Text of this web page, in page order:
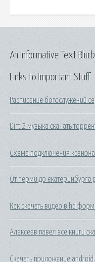
Links to Important Stuff
Расписание богослужений
Dirt 2 музыка скачать
Схема подключения ксенона
От перми до екатеринбурга
Как скачать видео в hd
Алексеев павел все книги
Скачать приложение
An Informative Text Blurb